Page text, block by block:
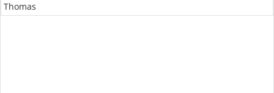
Thomas